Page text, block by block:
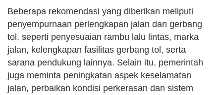
Beberapa rekomendasi yang diberikan meliputi
penyempurnaan perlengkapan jalan dan gerbang
tol, seperti penyesuaian rambu lalu lintas, marka
jalan, kelengkapan fasilitas gerbang tol, serta
sarana pendukung lainnya. Selain itu, pemerintah
juga meminta peningkatan aspek keselamatan
jalan, perbaikan kondisi perkerasan dan sistem